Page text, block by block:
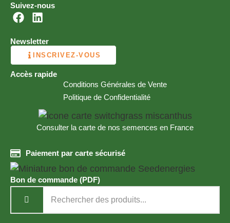
Suivez-nous
Newsletter
INSCRIVEZ-VOUS
Accès rapide
Conditions Générales de Vente
Politique de Confidentialité
Consulter la carte de nos semences en France
Paiement par carte sécurisé
Bon de commande (PDF)